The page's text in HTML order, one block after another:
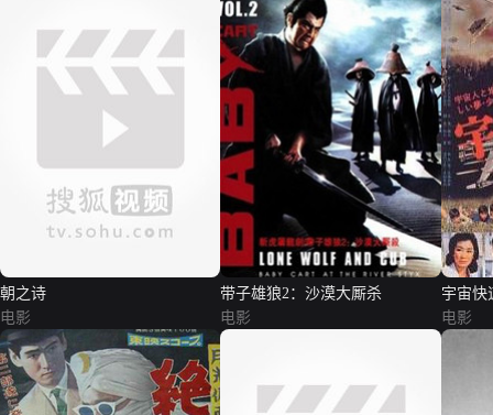
朝之诗
电影
带子雄狼2：沙漠大厮杀
电影
宇宙快
电影